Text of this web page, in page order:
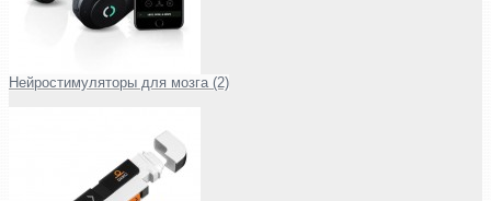
Нейростимуляторы для мозга (2)